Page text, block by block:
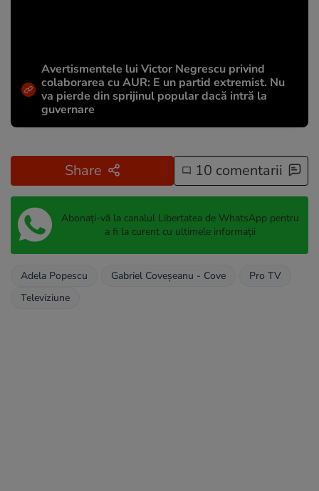
Avertismentele lui Victor Negrescu privind
colaborarea cu AUR: E un partid extremist. Nu
va pierde din sprijinul popular dacă intră la
guvernare
Share 10 comentarii
Abonați-vă la canalul Libertatea de WhatsApp pentru
a fi la curent cu ultimele informații
Adela Popescu Gabriel Coveșeanu - Cove
Pro TV
Televiziune